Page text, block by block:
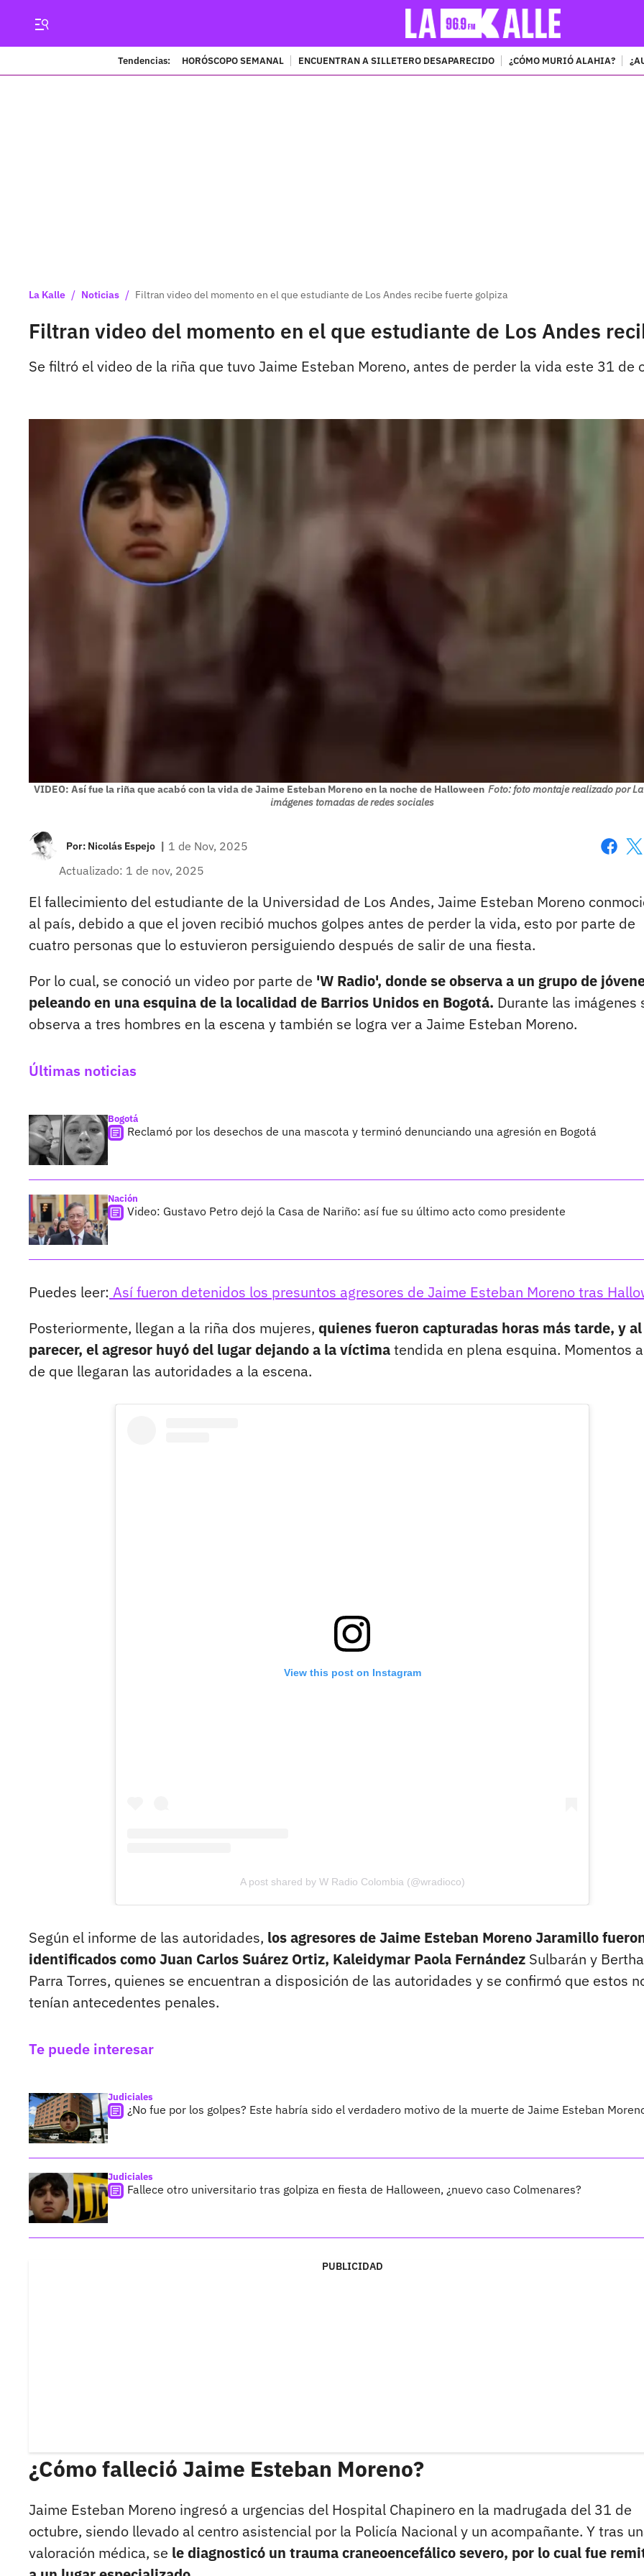
Tendencias: HORÓSCOPO SEMANAL ENCUENTRAN A SILLETERO DESAPARECIDO ¿CÓMO MURIÓ ALAHIA?
La Kalle / Noticias / Filtran video del momento en el que estudiante de Los Andes recibe fuerte golpiza
Filtran video del momento en el que estudiante de Los Andes
Se filtró el video de la riña que tuvo Jaime Esteban Moreno, antes de perder la vida este 31 de
VIDEO: Así fue la riña que acabó con la vida de Jaime Esteban Moreno en la noche de Halloween Foto: foto montaje realizado por
imágenes tomadas de redes sociales
Por: Nicolás Espejo | 1 de Nov, 2025
Actualizado: 1 de nov, 2025
El fallecimiento del estudiante de la Universidad de Los Andes, Jaime Esteban Moreno
al país, debido a que el joven recibió muchos golpes antes de perder la vida, esto por parte de
cuatro personas que lo estuvieron persiguiendo después de salir de una fiesta.
Por lo cual, se conoció un video por parte de 'W Radio', donde se observa a un grupo de
peleando en una esquina de la localidad de Barrios Unidos en Bogotá. Durante las imágenes
observa a tres hombres en la escena y también se logra ver a Jaime Esteban Moreno.
Últimas noticias
Bogotá
Reclamó por los desechos de una mascota y terminó denunciando una agresión en Bogotá
Nación
Video: Gustavo Petro dejó la Casa de Nariño: así fue su último acto como presidente
Puedes leer: Así fueron detenidos los presuntos agresores de Jaime Esteban Moreno tras
Posteriormente, llegan a la riña dos mujeres, quienes fueron capturadas horas más tarde, y al
parecer, el agresor huyó del lugar dejando a la víctimatendida en plena esquina. Momentos
de que llegaran las autoridades a la escena.
View this post on Instagram
A post shared by W Radio Colombia (@wradioco)
Según el informe de las autoridades, los agresores de Jaime Esteban Moreno Jaramillo
identificados como Juan Carlos Suárez Ortiz, Kaleidymar Paola Fernández Sulbarán y Bertha
Parra Torres, quienes se encuentran a disposición de las autoridades y se confirmó que estos
tenían antecedentes penales.
Te puede interesar
Judiciales
¿No fue por los golpes? Este habría sido el verdadero motivo de la muerte de Jaime Esteban
Judiciales
Fallece otro universitario tras golpiza en fiesta de Halloween, ¿nuevo caso Colmenares?
PUBLICIDAD
¿Cómo falleció Jaime Esteban Moreno?
Jaime Esteban Moreno ingresó a urgencias del Hospital Chapinero en la madrugada del 31 de
octubre, siendo llevado al centro asistencial por la Policía Nacional y un acompañante. Y tras
valoración médica, se le diagnosticó un trauma craneoencefálico severo, por lo cual fue